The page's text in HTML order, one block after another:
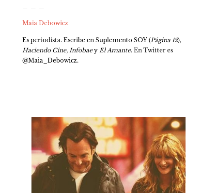
Maia Debowicz
Es periodista. Escribe en Suplemento SOY (Página 12 ),
Haciendo Cine, Infobae y El Amante. En Twitter es
@Maia_Debowicz.